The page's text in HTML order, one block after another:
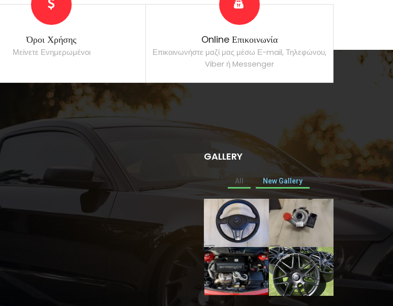
Όροι Χρήσης
Μείνετε Ενημερωμένοι
Online Επικοινωνία
Επικοινωνήστε μαζί μας μέσω Ε-mail, Τηλεφώνου,
Viber ή Messenger
GALLERY
All New Gallery